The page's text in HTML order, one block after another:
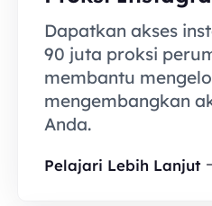
Dapatkan akses
90 juta proksi
membantu
mengembangkan
Anda.
Pelajari Lebih Lanjut